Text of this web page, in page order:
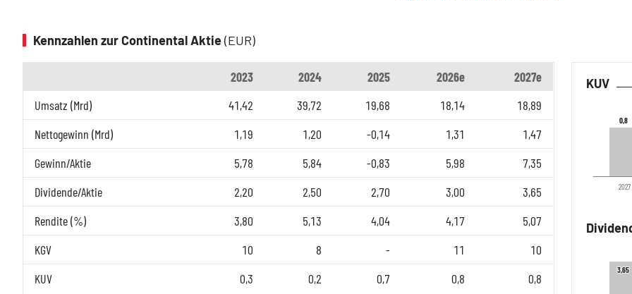
Kennzahlen zur Continental Aktie(EUR)
2023 2024 2025 2026e
2027e
Umsatz (Mrd)
41,42 39,72 19,68 18,14
18,89
Nettogewinn (Mrd)
1,19 1,20 -0,14 1,31
1,47
Gewinn/Aktie
5,78 5,84 -0,83 5,98
7,35
Dividende/Aktie
2,20 2,50 2,70 3,00
3,65
Rendite (%)
3,80 5,13 4,04 4,17
5,07
KGV
10 8 - 11
10
KUV
0,3 0,2 0,7 0,8 0,8
KUV
0,8
0,8
2027
3,65
3,65